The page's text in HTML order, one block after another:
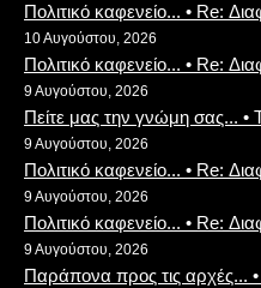
Πολιτικό καφενείο... • Re:
10 Αυγούστου, 2026
Πολιτικό καφενείο... • Re:
9 Αυγούστου, 2026
Πείτε μας την γνώμη σας... •
9 Αυγούστου, 2026
Πολιτικό καφενείο... • Re:
9 Αυγούστου, 2026
Πολιτικό καφενείο... • Re:
9 Αυγούστου, 2026
Παράπονα προς τις